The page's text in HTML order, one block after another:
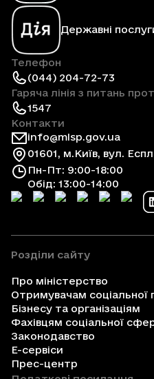
Державні
Телефон
(044) 204-72-73
Гаряча лінія з питань
1547
Контакти
info@mlsp.gov.ua
01601, м.Київ, вул.
Пн-Пт: 9:00-18:00
Обід: 13:00-14:00
Розділи сайту
Про міністерство
Отримувачам соціальної
Бізнесу та організаціям
Фахівцям соціальної
Законодавство
Е-сервіси
Прес-центр